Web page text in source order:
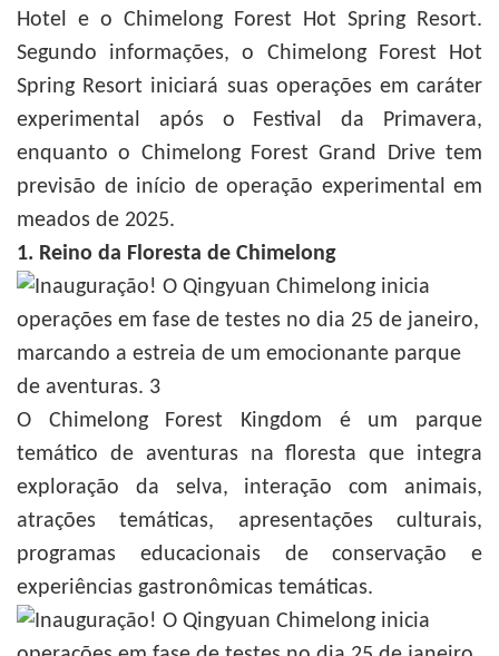
Hotel e o Chimelong Forest Hot Spring Resort.
Segundo informações, o Chimelong Forest Hot
Spring Resort iniciará suas operações em caráter
experimental após o Festival da Primavera,
enquanto o Chimelong Forest Grand Drive tem
previsão de início de operação experimental em
meados de 2025.
1. Reino da Floresta de Chimelong
O Chimelong Forest Kingdom é um parque
temático de aventuras na floresta que integra
exploração da selva, interação com animais,
atrações temáticas, apresentações culturais,
programas educacionais de conservação e
experiências gastronômicas temáticas.